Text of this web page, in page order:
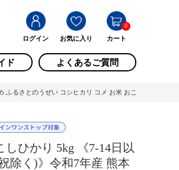
ログイン お気に入り カート
0
ド よくあるご質問
ふるさとのうぜい コシヒカリ コメ お米 おこめ / 熊本県産
ひかり 5kg 《7-14日以
除く)》令和7年産 熊本